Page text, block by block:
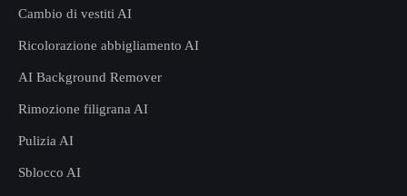
Cambio di vestiti AI
Ricolorazione abbigliamento AI
AI Background Remover
Rimozione filigrana AI
Pulizia AI
Sblocco AI